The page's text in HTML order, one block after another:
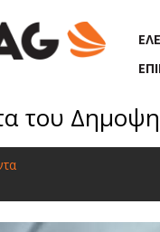
του